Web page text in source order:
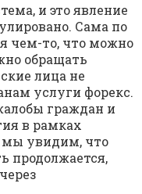
и это явление
Сама по
чем-то, что можно
обращать
лица не
услуги форекс.
граждан и
в рамках
мы увидим, что
продолжается,